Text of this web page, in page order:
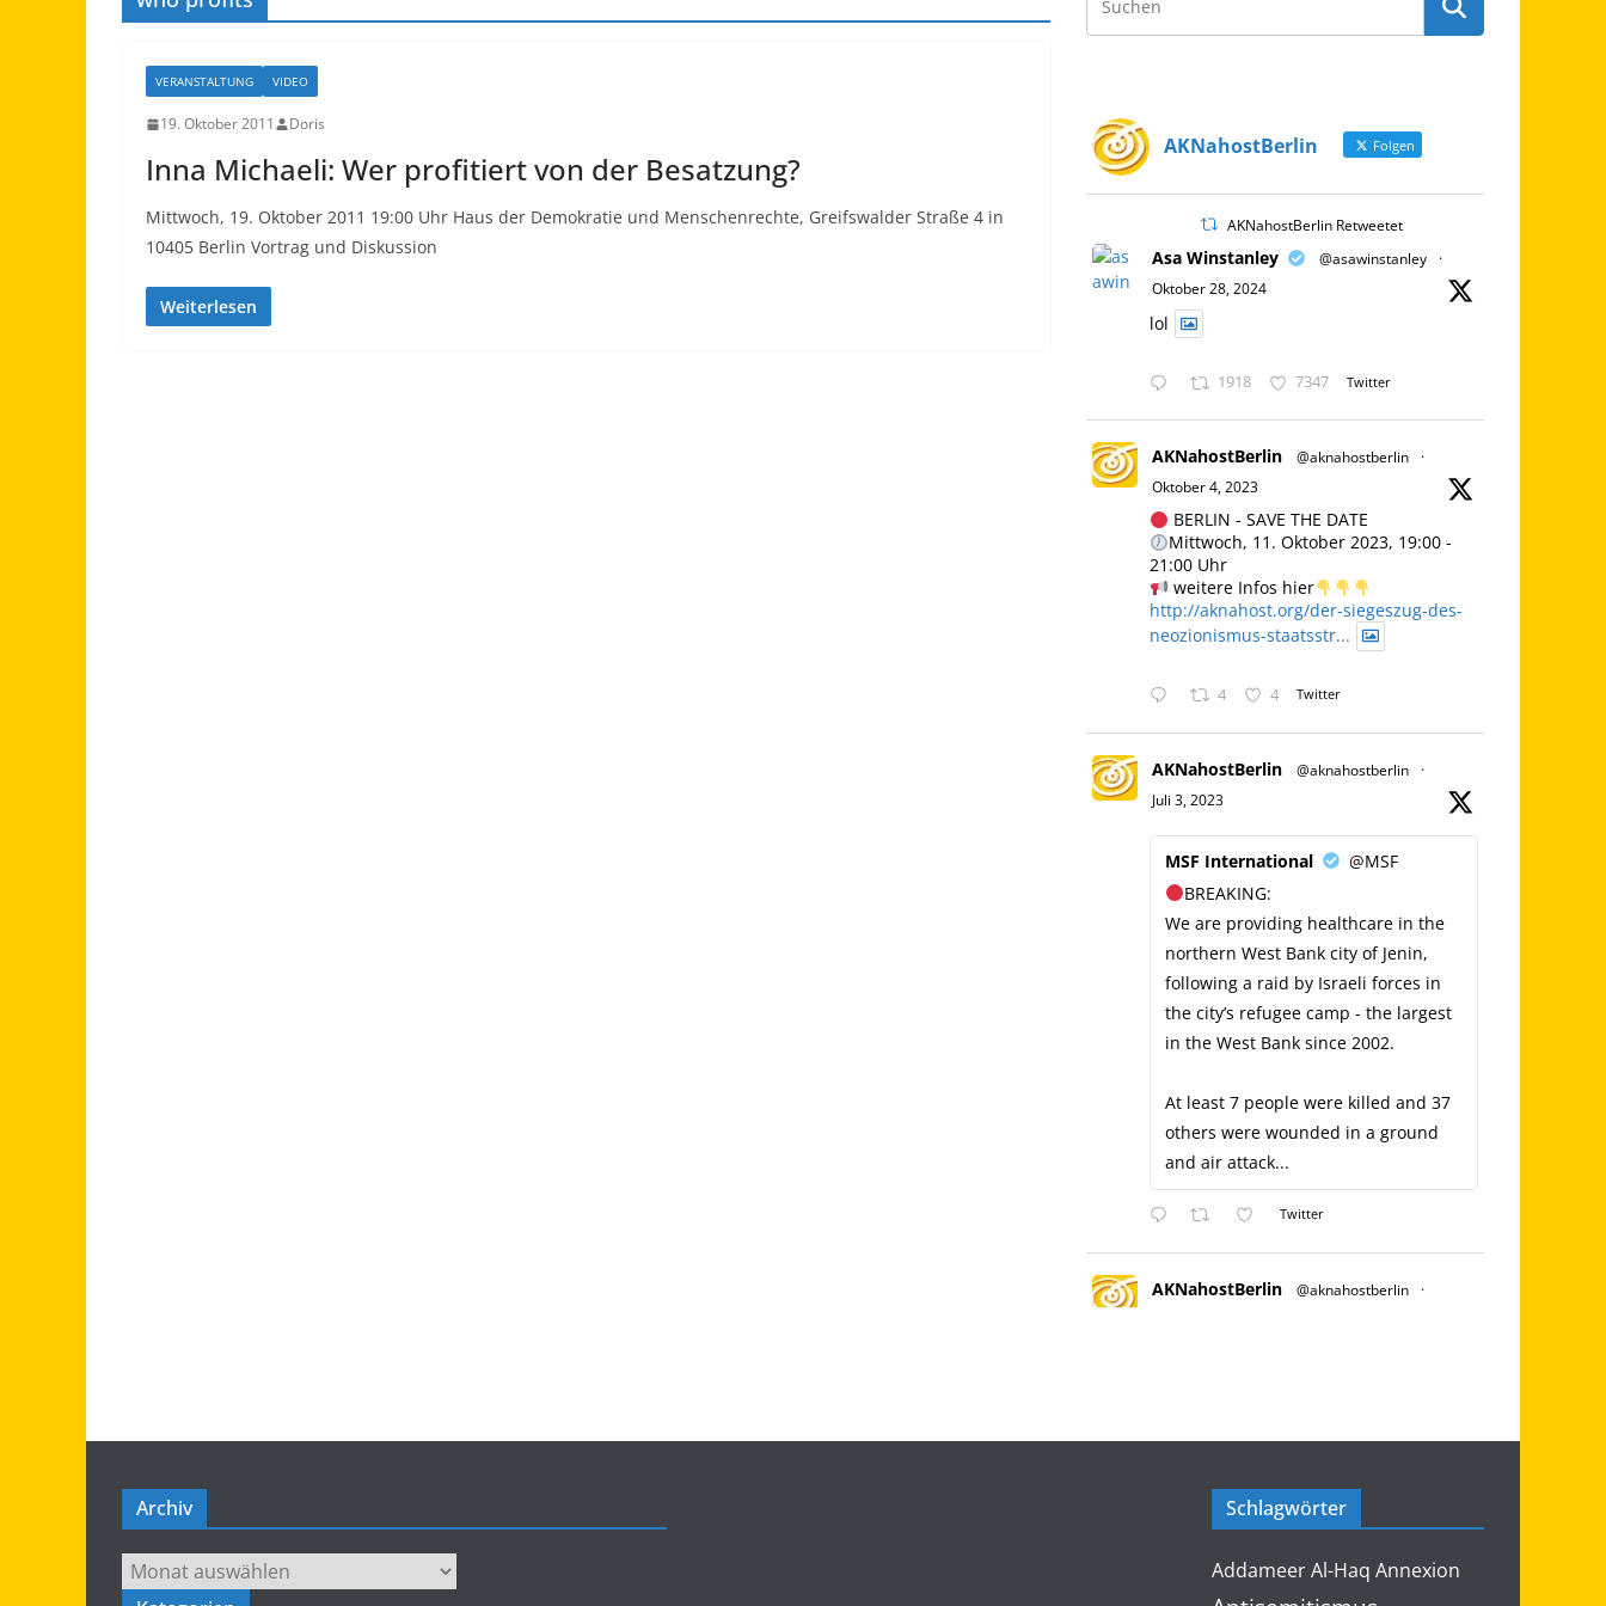
VERANSTALTUNG VIDEO
19. Oktober 2011 Doris
Inna Michaeli: Wer profitiert von der Besatzung?
Mittwoch, 19. Oktober 2011 19:00 Uhr Haus der Demokratie und Menschenrechte, Greifswalder Straße 4 in
10405 Berlin Vortrag und Diskussion
Weiterlesen
AKNahostBerlin Folgen
AKNahostBerlin Retweetet
Asa Winstanley @asawinstanley
·
Oktober 28, 2024
lol
1918 7347 Twitter
AKNahostBerlin @aknahostberlin
·
Oktober 4, 2023
BERLIN - SAVE THE DATE
Mittwoch, 11. Oktober 2023, 19:00 -
21:00 Uhr
weitere Infos hier
http://aknahost.org/der-siegeszug-des-
neozionismus-staatsstr...
4 4 Twitter
AKNahostBerlin @aknahostberlin
·
Juli 3, 2023
MSF International
@MSF
BREAKING:
We are providing healthcare in the
northern West Bank city of Jenin,
following a raid by Israeli forces in
the city’s refugee camp - the largest
in the West Bank since 2002.
At least 7 people were killed and 37
others were wounded in a ground
and air attack...
Twitter
AKNahostBerlin @aknahostberlin
·
Stellt Euch außerdem auf leckeres Essen
Der Eintritt ist frei, wir bitten aber um
Spenden. Bilgisaray, Oranienstraße 45,
10999 Berlin
Palästina Kampagne
@nakba_75
Archiv
Archiv
Schlagwörter
AddameerAl-Haq Annexion